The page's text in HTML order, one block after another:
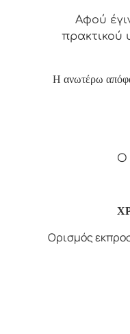
Αφού
Η ανωτέρω
Ο
Ορισμός